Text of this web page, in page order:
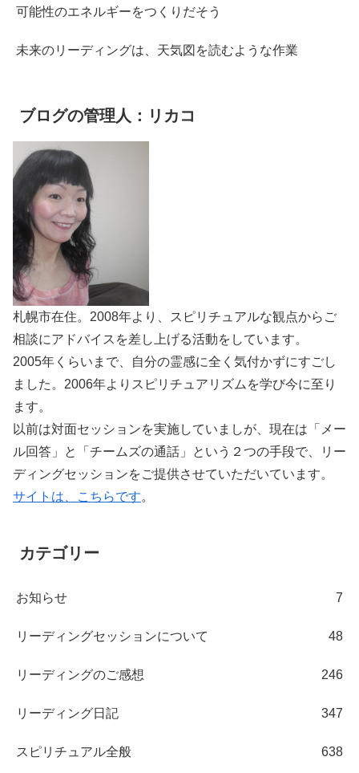
可能性のエネルギーをつくりだそう
未来のリーディングは、天気図を読むような作業
ブログの管理人：リカコ
札幌市在住。2008年より、スピリチュアルな観点からご
相談にアドバイスを差し上げる活動をしています。
2005年くらいまで、自分の霊感に全く気付かずにすごし
ました。2006年よりスピリチュアリズムを学び今に至り
ます。
以前は対面セッションを実施していましが、現在は「メー
ル回答」と「チームズの通話」という２つの手段で、リー
ディングセッションをご提供させていただいています。
サイトは、こちらです。
カテゴリー
お知らせ 7
リーディングセッションについて 48
リーディングのご感想 246
リーディング日記 347
スピリチュアル全般 638